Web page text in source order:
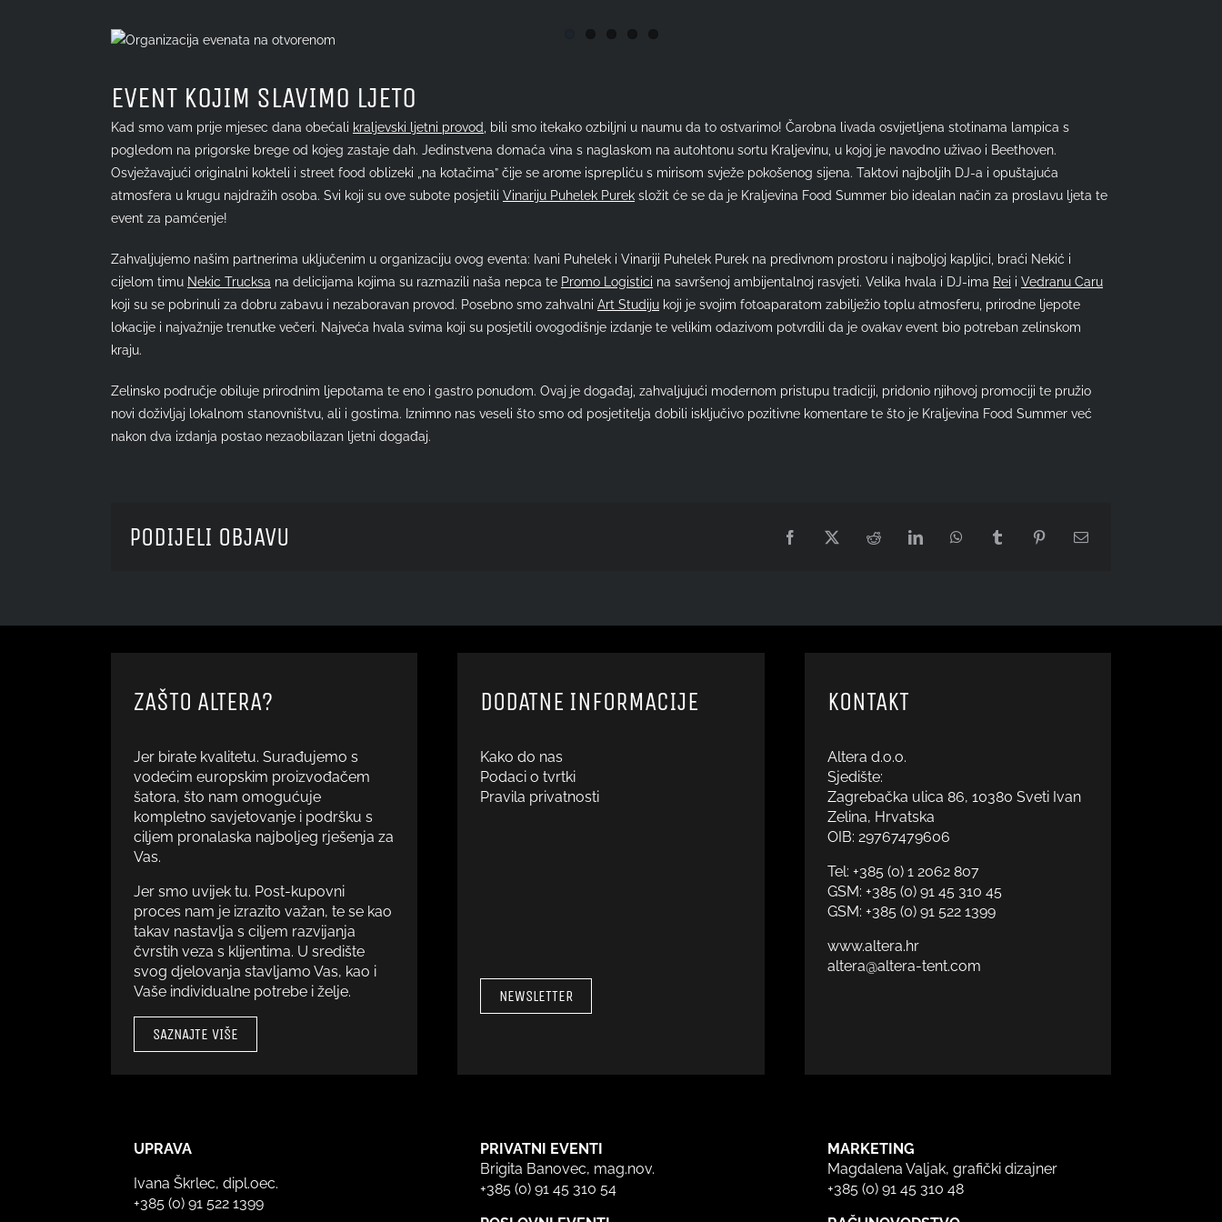
View
EVENT KOJIM SLAVIMO LJETO
Kad smo vam prije mjesec dana obećali kraljevski ljetni provod
, bili smo itekako ozbiljni u naumu da to ostvarimo! Čarobna livada osvijetljena stotinama lampica s
pogledom na prigorske brege od kojeg zastaje dah. Jedinstvena domaća vina s naglaskom na autohtonu sortu Kraljevinu, u kojoj je navodno uživao i Beethoven.
Osvježavajući originalni kokteli i street food oblizeki „na kotačima” čije se arome isprepliću s mirisom svježe pokošenog sijena. Taktovi najboljih DJ-a i opuštajuća
atmosfera u krugu najdražih osoba. Svi koji su ove subote posjetili Vinariju Puhelek Purek složit će se da je Kraljevina Food Summer bio idealan način za proslavu ljeta te
event za pamćenje!
Zahvaljujemo našim partnerima uključenim u organizaciju ovog eventa: Ivani Puhelek i Vinariji Puhelek Purek na predivnom prostoru i najboljoj kapljici, braći Nekić i
cijelom timu Nekic Trucksa na delicijama kojima su razmazili naša nepca te Promo Logistici na savršenoj ambijentalnoj rasvjeti. Velika hvala i DJ-ima Rei i Vedranu Caru
koji su se pobrinuli za dobru zabavu i nezaboravan provod. Posebno smo zahvalni Art Studiju koji je svojim fotoaparatom zabilježio toplu atmosferu, prirodne ljepote
lokacije i najvažnije trenutke večeri. Najveća hvala svima koji su posjetili ovogodišnje izdanje te velikim odazivom potvrdili da je ovakav event bio potreban zelinskom
kraju.
Zelinsko područje obiluje prirodnim ljepotama te eno i gastro ponudom. Ovaj je događaj, zahvaljujući modernom pristupu tradiciji, pridonio njihovoj promociji te pružio
novi doživljaj lokalnom stanovništvu, ali i gostima. Iznimno nas veseli što smo od posjetitelja dobili isključivo pozitivne komentare te što je Kraljevina Food Summer već
nakon dva izdanja postao nezaobilazan ljetni događaj.
PODIJELI OBJAVU Facebook Reddit LinkedInWhatsAppTumblr PinterestEmail:
ZAŠTO ALTERA?
Jer birate kvalitetu. Surađujemo s
vodećim europskim proizvođačem
šatora, što nam omogućuje
kompletno savjetovanje i podršku s
ciljem pronalaska najboljeg rješenja za
Vas.
Jer smo uvijek tu. Post-kupovni
proces nam je izrazito važan, te se kao
takav nastavlja s ciljem razvijanja
čvrstih veza s klijentima. U središte
svog djelovanja stavljamo Vas, kao i
Vaše individualne potrebe i želje.
SAZNAJTE VIŠE
DODATNE INFORMACIJE
Kako do nas
Podaci o tvrtki
Pravila privatnosti
NEWSLETTER
KONTAKT
Altera d.o.o.
Sjedište:
Zagrebačka ulica 86, 10380 Sveti Ivan
Zelina, Hrvatska
OIB: 29767479606
Tel: +385 (0) 1 2062 807
GSM: +385 (0) 91 45 310 45
GSM: +385 (0) 91 522 1399
www.altera.hr
altera@altera-tent.com
UPRAVA
Ivana Škrlec, dipl.oec.
+385 (0) 91 522 1399
PRIVATNI EVENTI
Brigita Banovec, mag.nov.
+385 (0) 91 45 310 54
MARKETING
Magdalena Valjak, grafički dizajner
+385 (0) 91 45 310 48